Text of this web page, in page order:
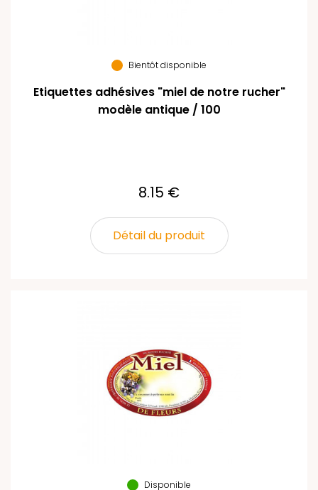
Bientôt disponible
Etiquettes adhésives "miel de notre rucher"
modèle antique / 100
8.15 €
Détail du produit
Disponible